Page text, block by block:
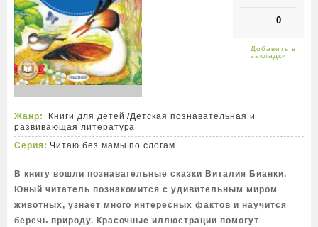
0
Жанр: Книги для детей /Детская познавательная и
развивающая литература
Серия: Читаю без мамы по слогам
В книгу вошли познавательные сказки Виталия Бианки.
Юный читатель познакомится с удивительным миром
животных, узнает много интересных фактов и научится
беречь природу. Красочные иллюстрации помогут